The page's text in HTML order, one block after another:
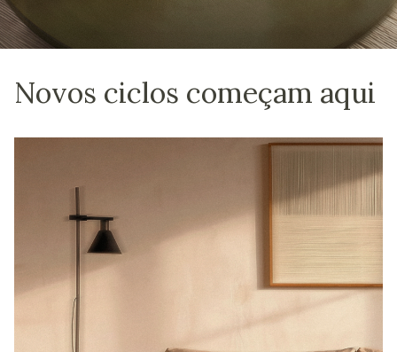
Novos ciclos começam aqui